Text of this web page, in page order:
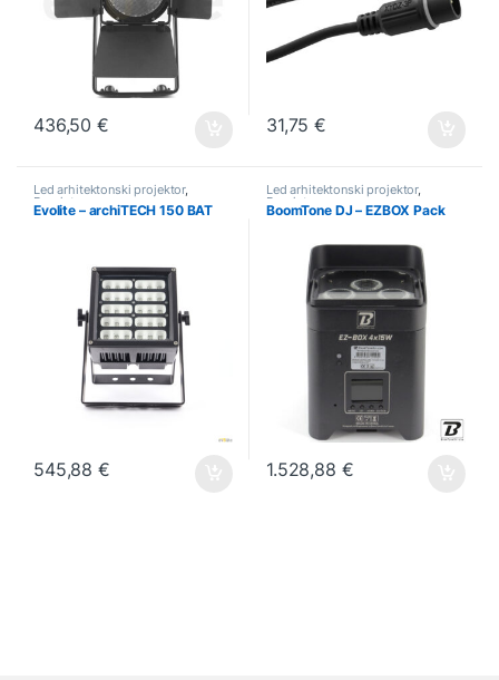
436,50€ 31,75€
Led arhitektonski projektor,
Rasvjeta
Evolite – archiTECH 150 BAT
545,88€
Led arhitektonski projektor,
Rasvjeta
BoomTone DJ – EZBOX Pack
1.528,88 €